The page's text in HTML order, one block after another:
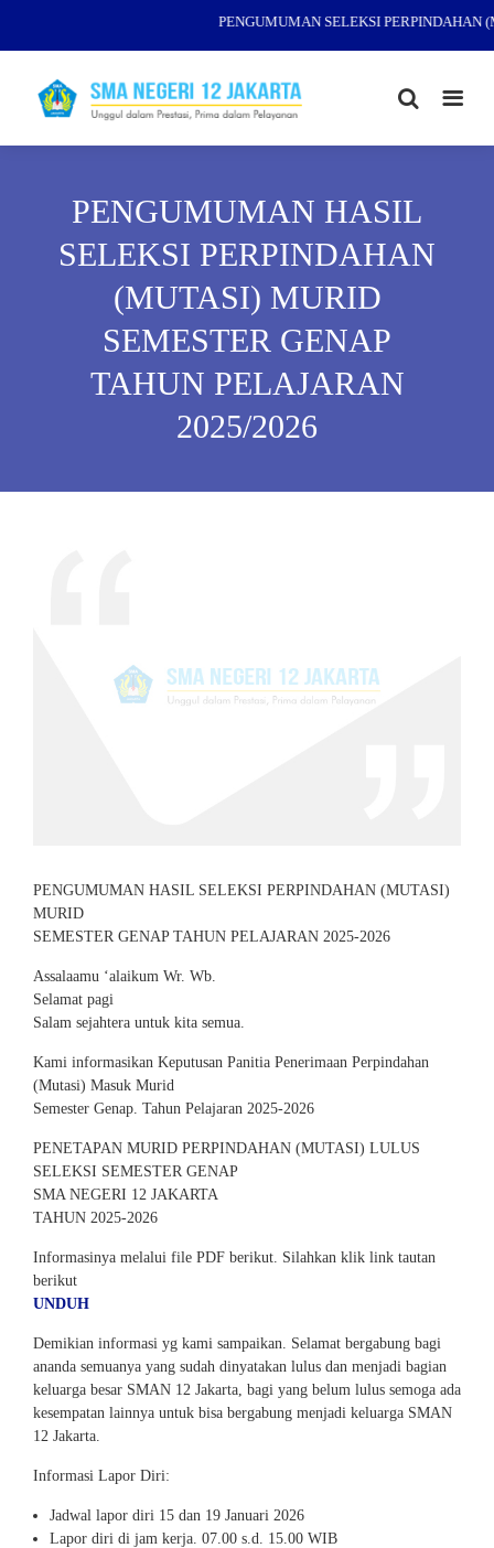
PENGUMUMAN SELEKSI PERPINDAHAN
PENGUMUMAN HASIL
SELEKSI PERPINDAHAN
(MUTASI) MURID
SEMESTER GENAP
TAHUN PELAJARAN
2025/2026
PENGUMUMAN HASIL SELEKSI PERPINDAHAN (MUTASI)
MURID
SEMESTER GENAP TAHUN PELAJARAN 2025-2026
Assalaamu ‘alaikum Wr. Wb.
Selamat pagi
Salam sejahtera untuk kita semua.
Kami informasikan Keputusan Panitia Penerimaan Perpindahan
(Mutasi) Masuk Murid
Semester Genap. Tahun Pelajaran 2025-2026
PENETAPAN MURID PERPINDAHAN (MUTASI) LULUS
SELEKSI SEMESTER GENAP
SMA NEGERI 12 JAKARTA
TAHUN 2025-2026
Informasinya melalui file PDF berikut. Silahkan klik link tautan
berikut
UNDUH
Demikian informasi yg kami sampaikan. Selamat bergabung bagi
ananda semuanya yang sudah dinyatakan lulus dan menjadi bagian
keluarga besar SMAN 12 Jakarta, bagi yang belum lulus semoga ada
kesempatan lainnya untuk bisa bergabung menjadi keluarga SMAN
12 Jakarta.
Informasi Lapor Diri:
Jadwal lapor diri 15 dan 19 Januari 2026
Lapor diri di jam kerja. 07.00 s.d. 15.00 WIB